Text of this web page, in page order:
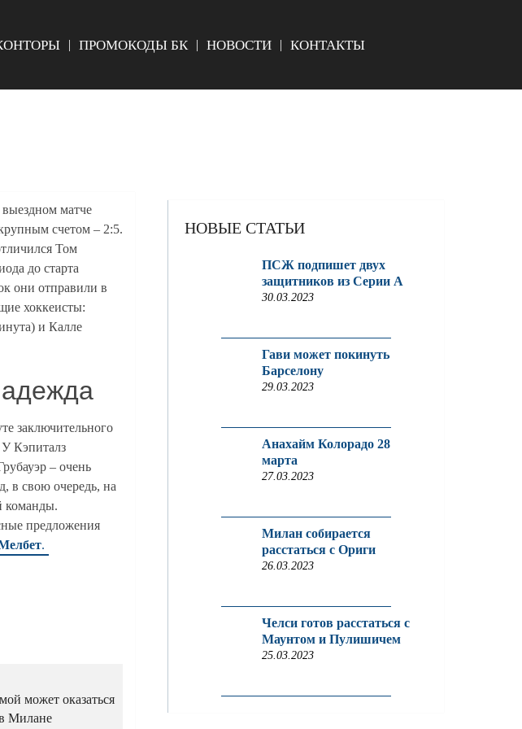
ПРОМОКОДЫ БК НОВОСТИ КОНТАКТЫ
матче
счетом – 2:5.
Том
до старта
они отправили в
хоккеисты:
и Калле
заключительного
У Кэпиталз
– очень
в свою очередь, на
команды.
предложения
.
может оказаться
Милане
НОВЫЕ СТАТЬИ
ПСЖ подпишет двух
защитников из Серии A
30.03.2023
Гави может покинуть
Барселону
29.03.2023
Анахайм Колорадо 28
марта
27.03.2023
Милан собирается
расстаться с Ориги
26.03.2023
Челси готов расстаться с
Маунтом и Пулишичем
25.03.2023